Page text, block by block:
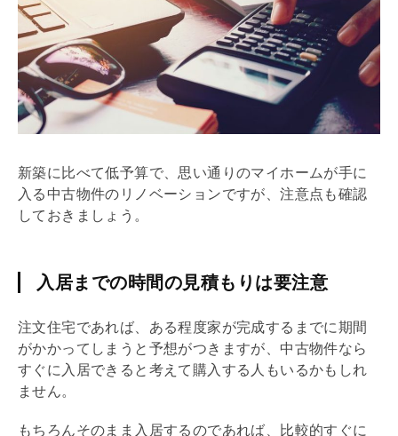
新築に比べて低予算で、思い通りのマイホームが手に
入る中古物件の リノベーションですが、注意点も確認
しておきましょう。
入居までの時間の見積もりは要注意
注文住宅であれば、ある程度家が完成するまでに期間
がかかってしまうと予想がつきますが、中古物件なら
すぐに入居できると考えて購入する人もいるかもしれ
ません。
もちろんそのまま入居するのであれば、比較的すぐに